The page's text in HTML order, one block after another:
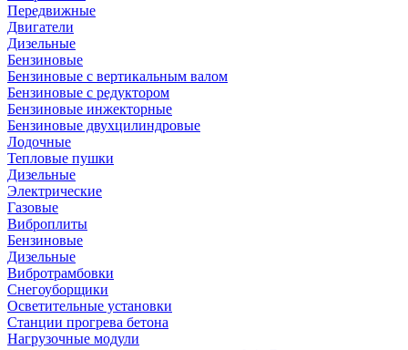
Передвижные
Двигатели
Дизельные
Бензиновые
Бензиновые с вертикальным валом
Бензиновые с редуктором
Бензиновые инжекторные
Бензиновые двухцилиндровые
Лодочные
Тепловые пушки
Дизельные
Электрические
Газовые
Виброплиты
Бензиновые
Дизельные
Вибротрамбовки
Снегоуборщики
Осветительные установки
Станции прогрева бетона
Нагрузочные модули